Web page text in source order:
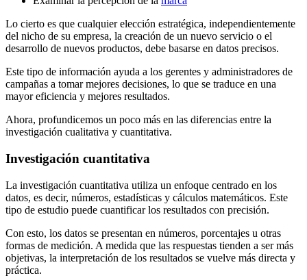
Lo cierto es que cualquier elección estratégica, independientemente
del nicho de su empresa, la creación de un nuevo servicio o el
desarrollo de nuevos productos, debe basarse en datos precisos.
Este tipo de información ayuda a los gerentes y administradores de
campañas a tomar mejores decisiones, lo que se traduce en una
mayor eficiencia y mejores resultados.
Ahora, profundicemos un poco más en las diferencias entre la
investigación cualitativa y cuantitativa.
Investigación cuantitativa
La investigación cuantitativa utiliza un enfoque centrado en los
datos, es decir, números, estadísticas y cálculos matemáticos. Este
tipo de estudio puede cuantificar los resultados con precisión.
Con esto, los datos se presentan en números, porcentajes u otras
formas de medición. A medida que las respuestas tienden a ser más
objetivas, la interpretación de los resultados se vuelve más directa y
práctica.